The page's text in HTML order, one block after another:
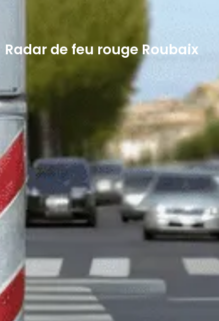
Radar de feu rouge Roubaix